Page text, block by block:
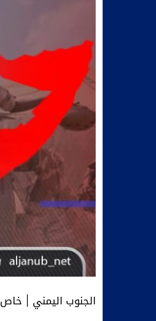
الجنوب اليمني | خاص